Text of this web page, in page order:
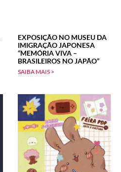
EXPOSIÇÃO NO MUSEU DA
IMIGRAÇÃO JAPONESA
“MEMÓRIA VIVA –
BRASILEIROS NO JAPÃO”
SAIBA MAIS >